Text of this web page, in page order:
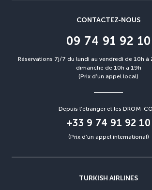
CONTACTEZ-NOUS
09 74 91 92 10
Réservations 7j/7 du lundi au vendredi de 10h à
dimanche de 10h à 19h
(Prix d'un appel local)
Depuis l’étranger et les DROM-
+33 9 74 91 92 10
(Prix d’un appel international)
TURKISH AIRLINES